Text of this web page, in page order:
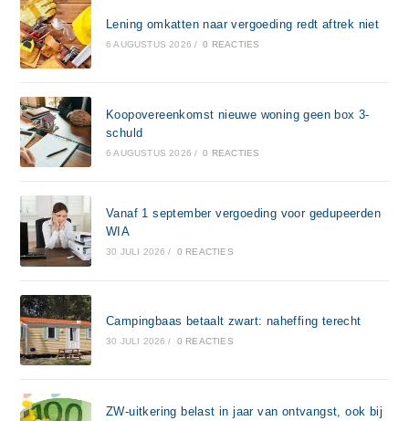
Lening omkatten naar vergoeding redt aftrek niet
6 AUGUSTUS 2026 / 0 REACTIES
Koopovereenkomst nieuwe woning geen box 3-
schuld
6 AUGUSTUS 2026 / 0 REACTIES
Vanaf 1 september vergoeding voor gedupeerden
WIA
30 JULI 2026 / 0 REACTIES
Campingbaas betaalt zwart: naheffing terecht
30 JULI 2026 / 0 REACTIES
ZW-uitkering belast in jaar van ontvangst, ook bij